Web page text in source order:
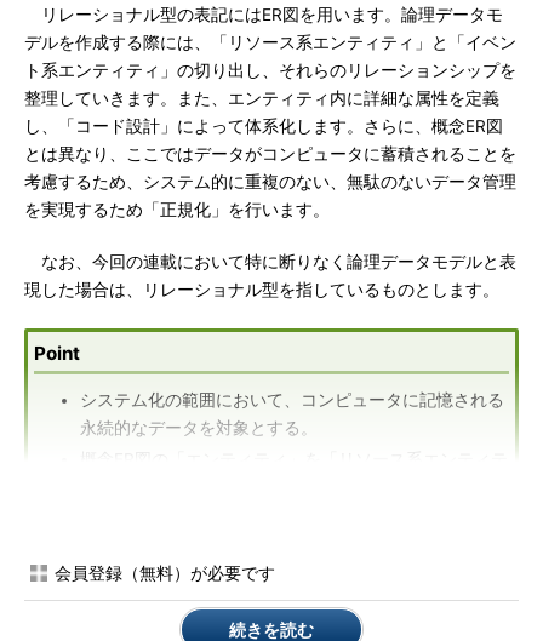
リレーショナル型の表記にはER図を用います。論理データモ
デルを作成する際には、「リソース系エンティティ」と「イベン
ト系エンティティ」の切り出し、それらのリレーションシップを
整理していきます。また、エンティティ内に詳細な属性を定義
し、「コード設計」によって体系化します。さらに、概念ER図
とは異なり、ここではデータがコンピュータに蓄積されることを
考慮するため、システム的に重複のない、無駄のないデータ管理
を実現するため「正規化」を行います。
なお、今回の連載において特に断りなく論理データモデルと表
現した場合は、リレーショナル型を指しているものとします。
Point
システム化の範囲において、コンピュータに記憶される
永続的なデータを対象とする。
概念ER図の「エンティティ」を「リソース系エンティテ
「論理データモデル」は、ER図で表す。
会員登録（無料）が必要です
続きを読む